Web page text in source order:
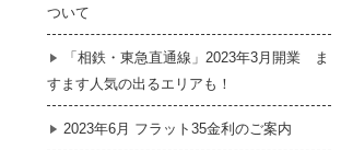
売買契約のご締結
な暮らし はじめての物件探し
ついて
「相鉄・東急直通線」2023年3月開業 ま
すます人気の出るエリアも！
2023年6月 フラット35金利のご案内